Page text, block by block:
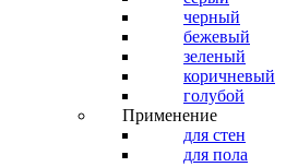
черный
бежевый
зеленый
коричневый
голубой
Применение
для стен
для пола